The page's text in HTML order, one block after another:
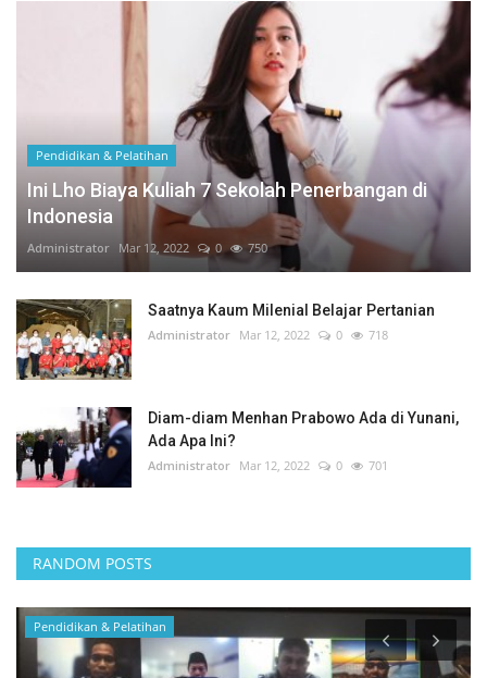
Pendidikan & Pelatihan
Ini Lho Biaya Kuliah 7 Sekolah Penerbangan di
Indonesia
Administrator Mar 12, 2022 0 750
Saatnya Kaum Milenial Belajar Pertanian
Administrator Mar 12, 2022 0 718
Diam-diam Menhan Prabowo Ada di Yunani,
Ada Apa Ini?
Administrator Mar 12, 2022 0 701
RANDOM POSTS